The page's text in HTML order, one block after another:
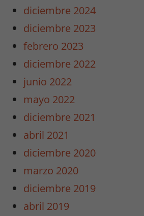
diciembre 2024
diciembre 2023
febrero 2023
diciembre 2022
junio 2022
mayo 2022
diciembre 2021
abril 2021
diciembre 2020
marzo 2020
diciembre 2019
abril 2019